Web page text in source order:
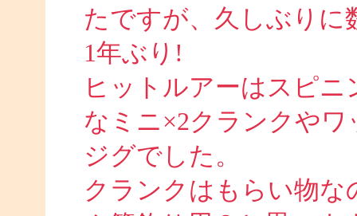
たですが、久しぶりに
1年ぶり!
ヒットルアーはスピ
なミニ×2クランクや
ジグでした。
クランクはもらい物